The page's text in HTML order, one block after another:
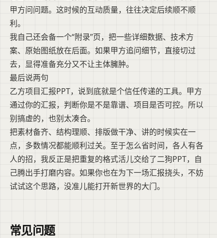
甲方问问题。这时候的互动质量，往往决定后续顺不顺
利。
我自己还会备一个“附录”页，把一些详细数据、技术方
案、原始图纸放在后面。如果甲方追问细节，直接切过
去，显得准备充分又不让主体臃肿。
最后说两句
乙方项目汇报PPT，说到底就是个信任传递的工具。甲方
通过你的汇报，判断你是不是靠谱、项目是否可控。所以
别搞虚的，也别太凑合。
把素材备齐、结构理顺、排版做干净、讲的时候实在一
点，多数情况都能顺利过关。至于怎么省时间，各人有各
人的招，我反正是把重复的格式活儿交给了二狗PPT，自
己腾出手打磨内容。如果你也在为下一场汇报挠头，不妨
试试这个思路，没准儿能打开新世界的大门。
常见问题